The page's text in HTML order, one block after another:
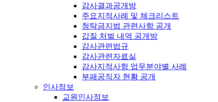
감사결과공개방
주요지적사례 및 체크리스트
청탁금지법 관련사항 공개
갑질 처벌 내역 공개방
감사관련법규
감사관련자료실
감사지적사항 업무분야별 사례
부패공직자 현황 공개
인사정보
교원인사정보